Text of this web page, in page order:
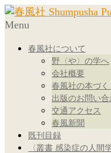
Menu
春風社について
野〈や〉の学へ
会社概要
春風社の本づく
出版のお問い合
交通アクセス
春風新聞
既刊目録
〈叢書 感染症の人間学